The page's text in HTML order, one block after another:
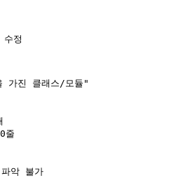
정
가진 클래스/모듈"
줄
악 불가